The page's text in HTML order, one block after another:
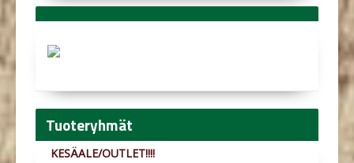
Tuoteryhmät
KESÄALE/OUTLET!!!!